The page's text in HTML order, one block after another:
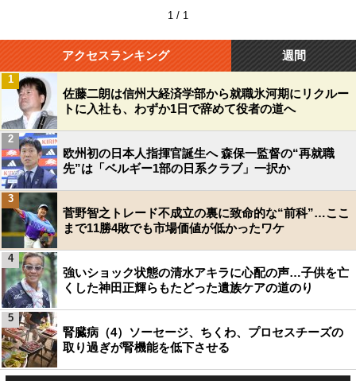
1 / 1
アクセスランキング 週間
佐藤二朗は信州大経済学部から就職氷河期にリクルー
トに入社も、わずか1日で辞めて役者の道へ
1
欧州初の日本人指揮官誕生へ 森保一監督の“再就職
先”は「ベルギー1部の日系クラブ」一択か
2
菅野智之トレード不成立の裏に致命的な“前科”…ここ
まで11勝4敗でも市場価値が低かったワケ
3
強いショック状態の清水アキラに心配の声…子供を亡
くした神田正輝らもたどった遺族ケアの道のり
4
腎臓病（4）ソーセージ、ちくわ、プロセスチーズの
取り過ぎが腎機能を低下させる
5